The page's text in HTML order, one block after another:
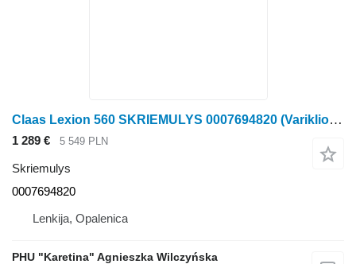
Claas Lexion 560 SKRIEMULYS 0007694820 (Variklio išėjimo pavara) grūdų kombaino Claas Lexion 560
1 289 € 5 549 PLN
Skriemulys
0007694820
Lenkija, Opalenica
PHU "Karetina" Agnieszka Wilczyńska